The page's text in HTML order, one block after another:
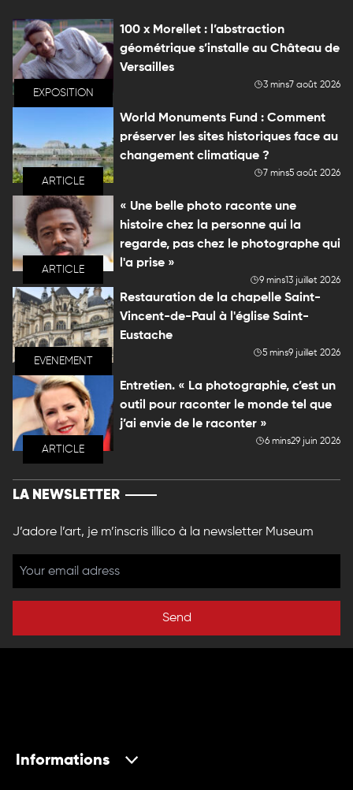
EXPOSITION
100 x Morellet : l’abstraction
géométrique s’installe au Château de
Versailles
3 mins7 août 2026
ARTICLE
World Monuments Fund : Comment
préserver les sites historiques face au
changement climatique ?
7 mins5 août 2026
ARTICLE
« Une belle photo raconte une
histoire chez la personne qui la
regarde, pas chez le photographe qui
l'a prise »
9 mins13 juillet 2026
EVENEMENT
Restauration de la chapelle Saint-
Vincent-de-Paul à l'église Saint-
Eustache
5 mins9 juillet 2026
ARTICLE
Entretien. « La photographie, c’est un
outil pour raconter le monde tel que
j’ai envie de le raconter »
6 mins29 juin 2026
LA NEWSLETTER
J’adore l’art, je m’inscris illico à la newsletter Museum
Send
Informations